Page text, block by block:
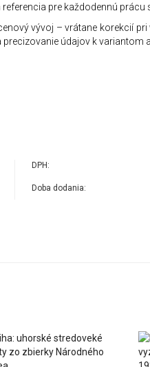
pre každodennú prácu
vývoj – vrátane korekcií
údajov k variantom
o DPH
DPH:
Doba dodania: